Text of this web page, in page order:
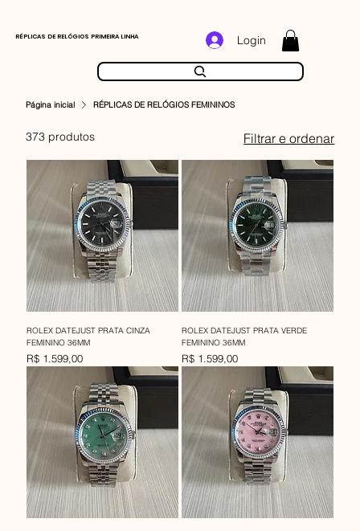
RÉPLICAS DE RELÓGIOS PRIMEIRA LINHA Login
Página inicial RÉPLICAS DE RELÓGIOS FEMININOS
373 produtos Filtrar e ordenar
ROLEX DATEJUST PRATA CINZA
FEMININO 36MM
Preço
R$ 1.599,00
ROLEX DATEJUST PRATA VERDE
FEMININO 36MM
Preço
R$ 1.599,00